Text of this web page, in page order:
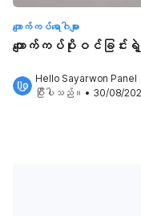
ကျောက်ကပ်ရောဂါများ
ကျောက်ကပ်ပိုးဝင်ခြင်းရဲ့
Hello Sayarwon Panel
ပြီးပါသည်။ • 30/08/